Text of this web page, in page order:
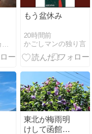
stoneのスニーカーダイアリー
もう盆休み
20時間前
かごしマンの独り言
東北が梅雨明
けして函館に